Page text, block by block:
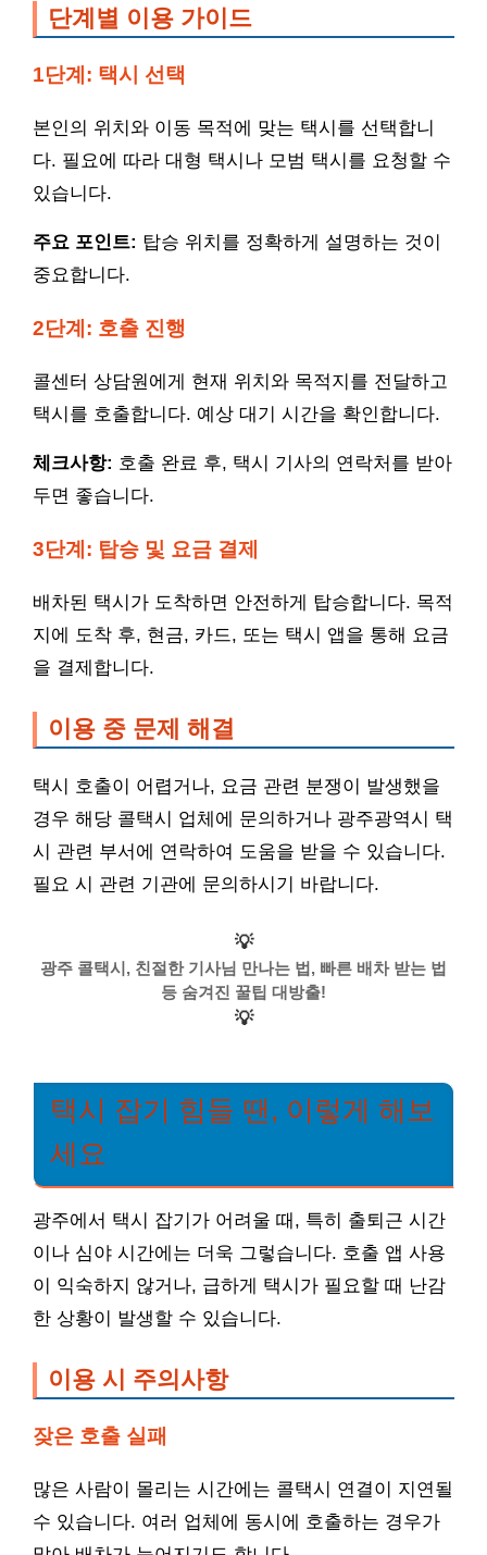
단계별 이용 가이드
1단계: 택시 선택
본인의 위치와 이동 목적에 맞는 택시를 선택합니
다. 필요에 따라 대형 택시나 모범 택시를 요청할 수
있습니다.
주요 포인트: 탑승 위치를 정확하게 설명하는 것이
중요합니다.
2단계: 호출 진행
콜센터 상담원에게 현재 위치와 목적지를 전달하고
택시를 호출합니다. 예상 대기 시간을 확인합니다.
체크사항: 호출 완료 후, 택시 기사의 연락처를 받아
두면 좋습니다.
3단계: 탑승 및 요금 결제
배차된 택시가 도착하면 안전하게 탑승합니다. 목적
지에 도착 후, 현금, 카드, 또는 택시 앱을 통해 요금
을 결제합니다.
이용 중 문제 해결
택시 호출이 어렵거나, 요금 관련 분쟁이 발생했을
경우 해당 콜택시 업체에 문의하거나 광주광역시 택
시 관련 부서에 연락하여 도움을 받을 수 있습니다.
필요 시 관련 기관에 문의하시기 바랍니다.
💡
광주 콜택시, 친절한 기사님 만나는 법, 빠른 배차 받는 법
등 숨겨진 꿀팁 대방출!
💡
택시 잡기 힘들 땐, 이렇게 해보
세요
광주에서 택시 잡기가 어려울 때, 특히 출퇴근 시간
이나 심야 시간에는 더욱 그렇습니다. 호출 앱 사용
이 익숙하지 않거나, 급하게 택시가 필요할 때 난감
한 상황이 발생할 수 있습니다.
이용 시 주의사항
잦은 호출 실패
많은 사람이 몰리는 시간에는 콜택시 연결이 지연될
수 있습니다. 여러 업체에 동시에 호출하는 경우가